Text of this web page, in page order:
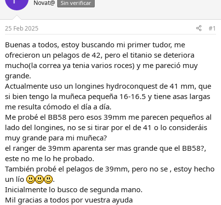
a
d
o
r
e
l
h
i
l
o
a
i
n
i
Novat@ Sin verificar
25 Feb 2025 #1
Buenas a todos, estoy buscando mi primer tudor, me
ofrecieron un pelagos de 42, pero el titanio se deteriora
mucho(la correa ya tenia varios roces) y me pareció muy
grande.
Actualmente uso un longines hydroconquest de 41 mm, que
si bien tengo la muñeca pequeña 16-16.5 y tiene asas largas
me resulta cómodo el día a día.
Me probé el BB58 pero esos 39mm me parecen pequeños al
lado del longines, no se si tirar por el de 41 o lo consideráis
muy grande para mi muñeca?
el ranger de 39mm aparenta ser mas grande que el BB58?,
este no me lo he probado.
También probé el pelagos de 39mm, pero no se , estoy hecho
un lío
.
Inicialmente lo busco de segunda mano.
Mil gracias a todos por vuestra ayuda